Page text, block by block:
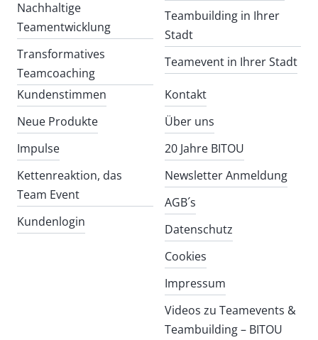
Nachhaltige
Teamentwicklung
Transformatives
Teamcoaching
Teambuilding in Ihrer
Stadt
Teamevent in Ihrer Stadt
Kundenstimmen
Neue Produkte
Impulse
Kettenreaktion, das
Team Event
Kundenlogin
Kontakt
Über uns
20 Jahre BITOU
Newsletter Anmeldung
AGB´s
Datenschutz
Cookies
Impressum
Videos zu Teamevents &
Teambuilding – BITOU